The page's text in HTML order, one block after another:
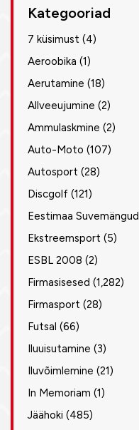
Kategooriad
7 küsimust (4)
Aeroobika (1)
Aerutamine (18)
Allveeujumine (2)
Ammulaskmine (2)
Auto-Moto (107)
Autosport (28)
Discgolf (121)
Eestimaa Suvemängud
Ekstreemsport (5)
ESBL 2008 (2)
Firmasisesed (1,282)
Firmasport (28)
Futsal (66)
Iluuisutamine (3)
Iluvõimlemine (21)
In Memoriam (1)
Jäähoki (485)